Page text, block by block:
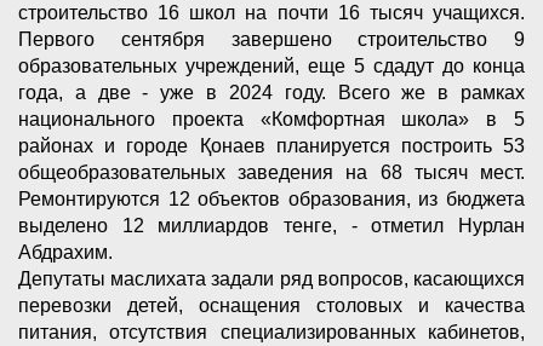
строительство 16 школ на почти 16 тысяч учащихся.
Первого сентября завершено строительство 9
образовательных учреждений, еще 5 сдадут до конца
года, а две - уже в 2024 году. Всего же в рамках
национального проекта «Комфортная школа» в 5
районах и городе Қонаев планируется построить 53
общеобразовательных заведения на 68 тысяч мест.
Ремонтируются 12 объектов образования, из бюджета
выделено 12 миллиардов тенге, - отметил Нурлан
Абдрахим.
Депутаты маслихата задали ряд вопросов, касающихся
перевозки детей, оснащения столовых и качества
питания, отсутствия специализированных кабинетов,